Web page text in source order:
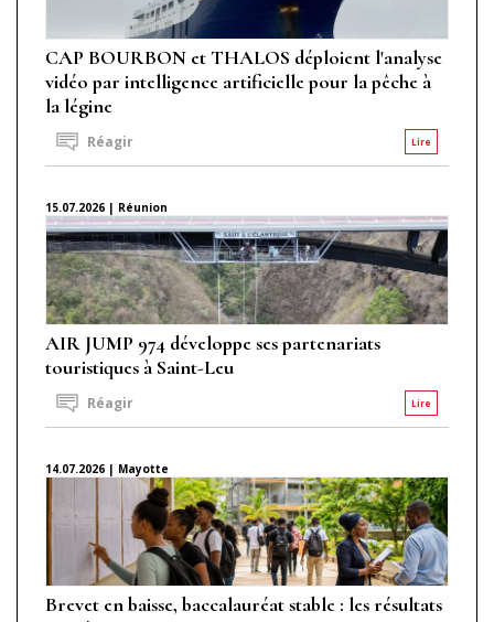
CAP BOURBON et THALOS déploient l'analyse
vidéo par intelligence artificielle pour la pêche à
la légine
Lire
Réagir
15.07.2026 | Réunion
AIR JUMP 974 développe ses partenariats
touristiques à Saint-Leu
Lire
Réagir
14.07.2026 | Mayotte
Brevet en baisse, baccalauréat stable : les résultats